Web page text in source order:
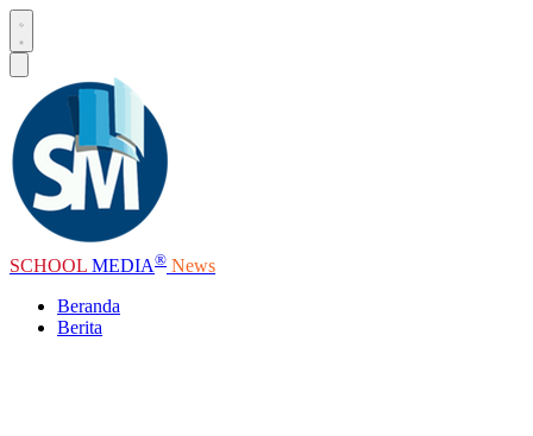
SCHOOL MEDIA® News
Beranda
Berita